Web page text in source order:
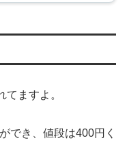
ますよ。
でき、値段は400円く